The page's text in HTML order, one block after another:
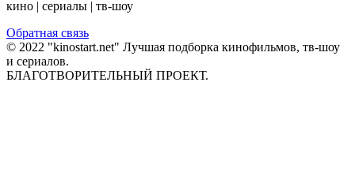
кино | сериалы | тв-шоу
Обратная связь
© 2022 "kinostart.net" Лучшая подборка кинофильмов, тв-шоу
и сериалов.
БЛАГОТВОРИТЕЛЬНЫЙ ПРОЕКТ.